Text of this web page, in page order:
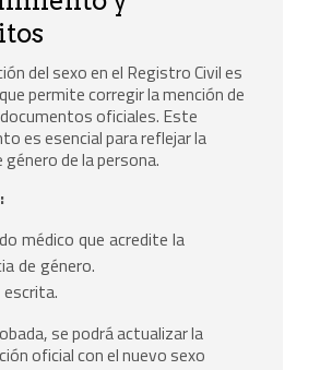
del sexo en el Registro Civil es
permite corregir la mención de
oficiales. Este
es esencial para reflejar la
de la persona.
médico que acredite la
de género.
se podrá actualizar la
oficial con el nuevo sexo